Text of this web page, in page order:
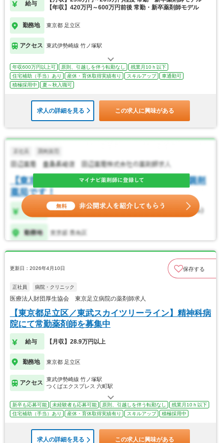
給与
【年収】420万円～600万円前後 常勤・新卒薬剤師モデル
勤務地 東京都 足立区
アクセス 東武伊勢崎線 竹ノ塚駅
年収600万円以上可 原則、引越しを伴う転勤なし
残業月10ｈ以下
住宅補助（手当）あり
産休・育休取得実績有り スキルアップ
車通勤可
積極採用中
夏～秋入職可
求人の詳細を見る この求人に興味がある
更新日：2026年4月10日 保存する
正社員 病院・クリニック
医療法人財団厚生協会 東京足立病院の薬剤師求人
【東京都足立区／東武スカイツリーライン】精神科病
院にて常勤薬剤師を募集中
給与 【月収】28.9万円以上
勤務地 東京都 足立区
アクセス
東武伊勢崎線 竹ノ塚駅
つくばエクスプレス 六町駅
新卒も応募可能 未経験者も応募可能 原則、引越しを伴う転勤なし
残業月10ｈ以下
住宅補助（手当）あり
産休・育休取得実績有り スキルアップ 積極採用中
求人の詳細を見る この求人に興味がある